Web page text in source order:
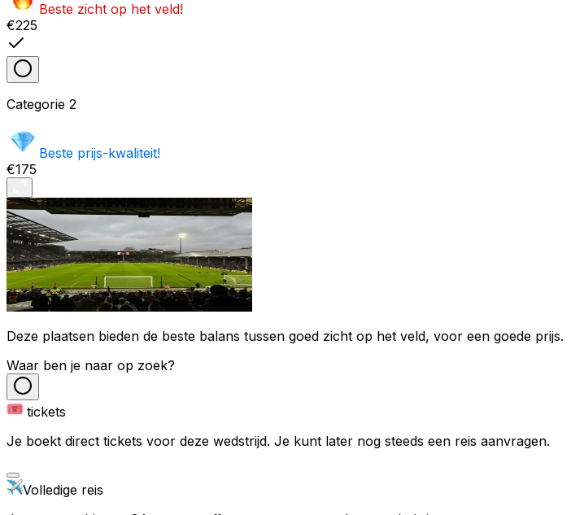
Beste zicht op het veld!
€225
Categorie 2
Beste prijs-kwaliteit!
€175
Deze plaatsen bieden de beste balans tussen goed zicht op het veld, voor een goede prijs.
Waar ben je naar op zoek?
tickets
Je boekt direct tickets voor deze wedstrijd. Je kunt later nog steeds een reis aanvragen.
Volledige reis